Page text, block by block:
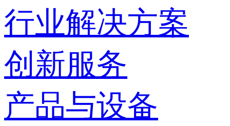
行业解决方案
创新服务
产品与设备